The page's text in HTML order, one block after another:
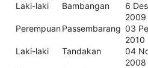
Laki-laki Bambangan
6
2009
PerempuanPassembarang 03
2010
Laki-laki Tandakan
04
2008